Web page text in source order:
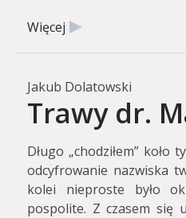
Więcej
Jakub Dolatowski
Trawy dr.
Długo „chodziłem”
odcyfrowanie nazwiska
kolei nieproste było
pospolite. Z czasem się